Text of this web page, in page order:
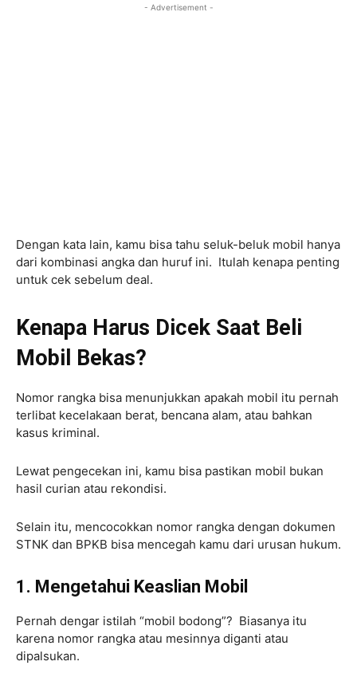
- Advertisement -
Dengan kata lain, kamu bisa tahu seluk-beluk mobil hanya
dari kombinasi angka dan huruf ini. Itulah kenapa penting
untuk cek sebelum deal.
Kenapa Harus Dicek Saat Beli
Mobil Bekas?
Nomor rangka bisa menunjukkan apakah mobil itu pernah
terlibat kecelakaan berat, bencana alam, atau bahkan
kasus kriminal.
Lewat pengecekan ini, kamu bisa pastikan mobil bukan
hasil curian atau rekondisi.
Selain itu, mencocokkan nomor rangka dengan dokumen
STNK dan BPKB bisa mencegah kamu dari urusan hukum.
1. Mengetahui Keaslian Mobil
Pernah dengar istilah “mobil bodong”? Biasanya itu
karena nomor rangka atau mesinnya diganti atau
dipalsukan.